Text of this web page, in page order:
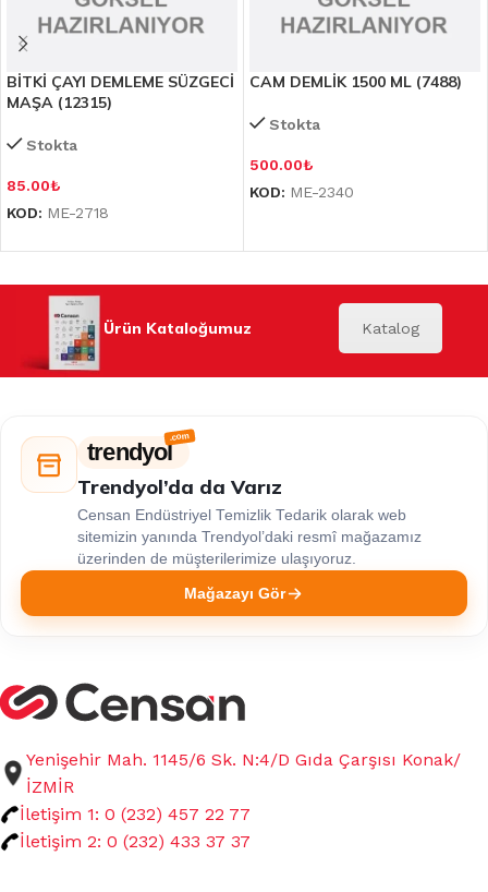
BİTKİ ÇAYI DEMLEME SÜZGECİ
MAŞA (12315)
Stokta
85.00₺
KOD: ME-2718
CAM DEMLİK 1500 ML (7488)
Stokta
500.00₺
KOD: ME-2340
Ürün Kataloğumuz Katalog
trendyol
Trendyol’da da Varız
Censan Endüstriyel Temizlik Tedarik olarak web
sitemizin yanında Trendyol’daki resmî mağazamız
üzerinden de müşterilerimize ulaşıyoruz.
Mağazayı Gör
Yenişehir Mah. 1145/6 Sk. N:4/D Gıda Çarşısı Konak/
İZMİR
İletişim 1: 0 (232) 457 22 77
İletişim 2: 0 (232) 433 37 37